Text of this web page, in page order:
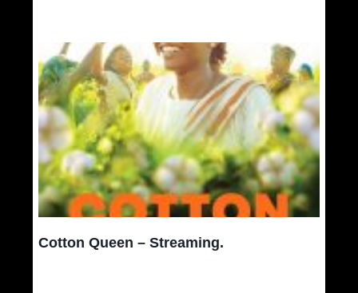
Cotton Queen – Streaming.